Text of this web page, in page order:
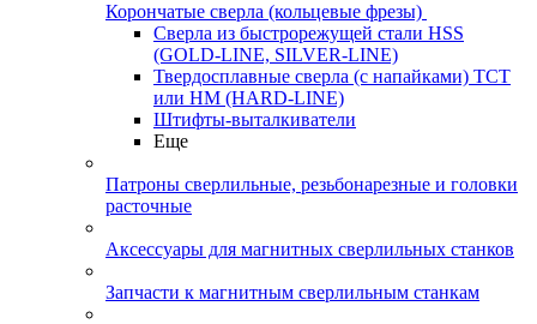
Корончатые сверла (кольцевые фрезы)
Сверла из быстрорежущей стали HSS
(GOLD-LINE, SILVER-LINE)
Твердосплавные сверла (с напайками) ТСТ
или HM (HARD-LINE)
Штифты-выталкиватели
Еще
Патроны сверлильные, резьбонарезные и головки
расточные
Аксессуары для магнитных сверлильных станков
Запчасти к магнитным сверлильным станкам